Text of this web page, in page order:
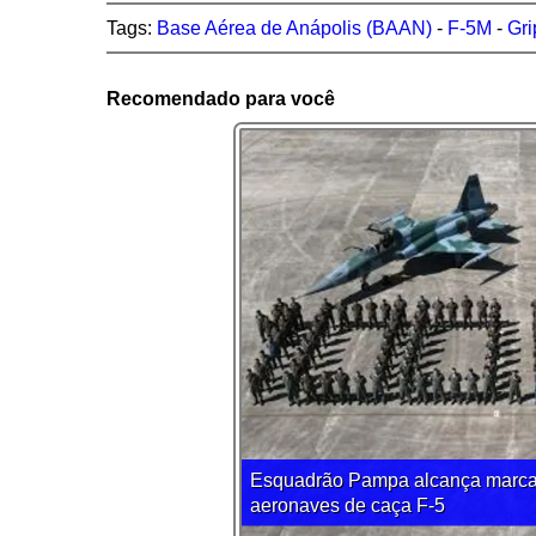
Tags: Base Aérea de Anápolis (BAAN)- F-5M -
Recomendado para você
Esquadrão Pampa alcança
aeronaves de caça F-5